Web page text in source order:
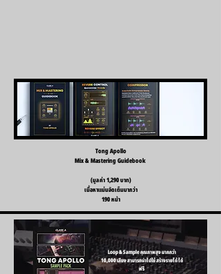
Tong Apollo
Mix & Mastering Guidebook
(มูลค่า 1,290 บาท)
เนื้อหาแน่นจัดเต็มมากว่า
190 หน้า
Loop & Sample คุณภาพสูง มากกว่า
10,000 เสียง สามารถนำไปใช้ สร้างรายได้ ได้
ฟรี